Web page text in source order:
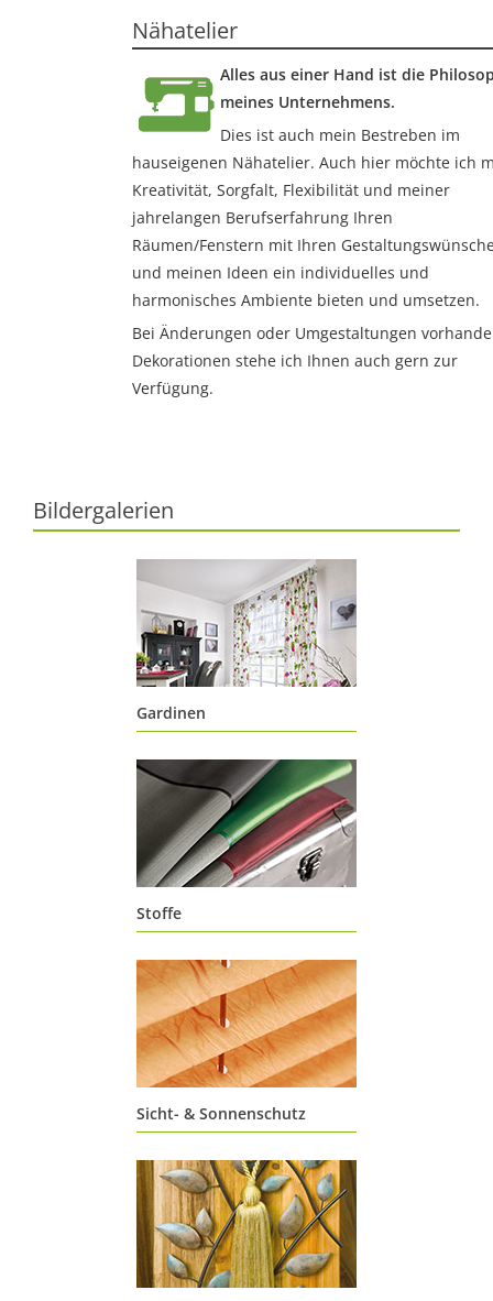
Nähatelier
Alles aus einer Hand ist die
meines Unternehmens.
Dies ist auch mein Bestreben im
hauseigenen Nähatelier. Auch hier möchte ich
Kreativität, Sorgfalt, Flexibilität und meiner
jahrelangen Berufserfahrung Ihren
Räumen/Fenstern mit Ihren
und meinen Ideen ein individuelles und
harmonisches Ambiente bieten und umsetzen.
Bei Änderungen oder Umgestaltungen
Dekorationen stehe ich Ihnen auch gern zur
Verfügung.
Bildergalerien
Gardinen
Sit Amet
Stoffe
Dolor Sit
Sicht- & Sonnenschutz
Lorem Ipsum